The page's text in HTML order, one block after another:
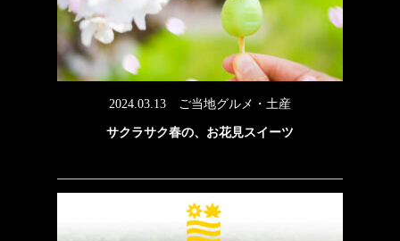
2024.03.13 ご当地グルメ・土産
サクラサク春の、お花見スイーツ